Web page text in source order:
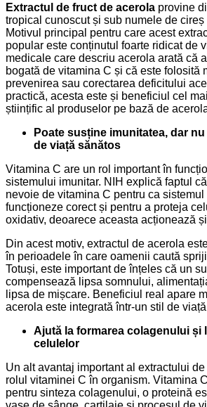
Extractul de fruct de acerola provine
tropical cunoscut și sub numele de cireș
Motivul principal pentru care acest
popular este conținutul foarte ridicat de
medicale care descriu acerola arată că
bogată de vitamina C și că este folosită
prevenirea sau corectarea deficitului
practică, acesta este și beneficiul cel
științific al produselor pe bază de
Poate susține imunitatea, dar
de viață sănătos
Vitamina C are un rol important în
sistemului imunitar. NIH explică faptul
nevoie de vitamina C pentru ca sistemul
funcționeze corect și pentru a proteja
oxidativ, deoarece aceasta acționează
Din acest motiv, extractul de acerola
în perioadele în care oamenii caută
Totuși, este important de înțeles că un
compensează lipsa somnului,
lipsa de mișcare. Beneficiul real apare
acerola este integrată într-un stil de
Ajută la formarea colagenului și
celulelor
Un alt avantaj important al extractului
rolul vitaminei C în organism. Vitamina
pentru sinteza colagenului, o proteină